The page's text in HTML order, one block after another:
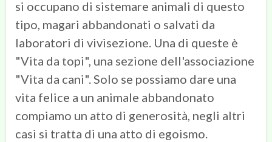
si occupano di sistemare animali di questo
tipo, magari abbandonati o salvati da
laboratori di vivisezione. Una di queste è
"Vita da topi", una sezione dell'associazione
"Vita da cani". Solo se possiamo dare una
vita felice a un animale abbandonato
compiamo un atto di generosità, negli altri
casi si tratta di una atto di egoismo.